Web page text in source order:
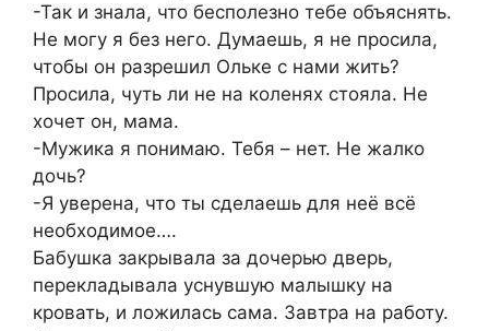
-Так и знала, что бесполезно тебе объяснять.
Не могу я без него. Думаешь, я не просила,
чтобы он разрешил Ольке с нами жить?
Просила, чуть ли не на коленях стояла. Не
хочет он, мама.
-Мужика я понимаю. Тебя – нет. Не жалко
дочь?
-Я уверена, что ты сделаешь для неё всё
необходимое….
Бабушка закрывала за дочерью дверь,
перекладывала уснувшую малышку на
кровать, и ложилась сама. Завтра на работу.